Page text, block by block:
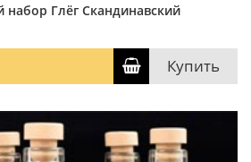
Глёг Скандинавский
Купить